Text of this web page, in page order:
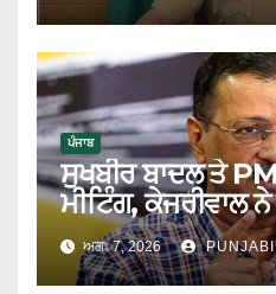
ਪੰਜਾਬ
ਸੁਖਬੀਰ ਬਾਦਲ ਤੇ
ਮੀਟਿੰਗ, ਕੇਜਰੀਵਾਲ
ਅਗਃ 7, 2026 PUNJABI